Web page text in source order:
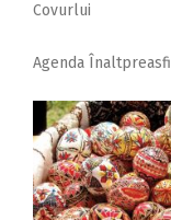
Covurlui
Agenda